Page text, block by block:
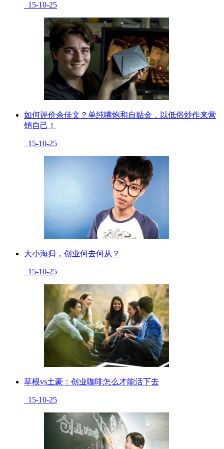
15-10-25
如何评价余佳文？单纯嘴炮和自贴金，以低俗炒作来营
销自己！
15-10-25
大小海归，创业何去何从？
15-10-25
草根vs土豪：创业咖啡怎么才能活下去
15-10-25